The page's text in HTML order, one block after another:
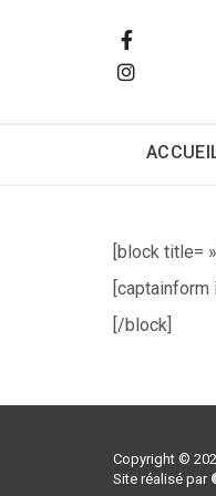
[block title=
[captainform
[/block]
Copyright ©
Site réalisé par